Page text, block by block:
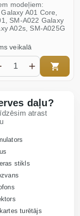
modeļiem:
A01 Core,
SM-A022 Galaxy
A02s, SM-A025G
veikalā
daļu?
atrast
stikls
turētājs